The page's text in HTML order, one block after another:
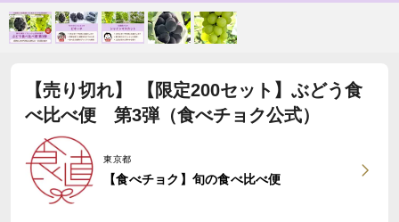
【売り切れ】 【限定200セット】ぶどう食
べ比べ便 第3弾（食べチョク公式）
東京都
【食べチョク】旬の食べ比べ便